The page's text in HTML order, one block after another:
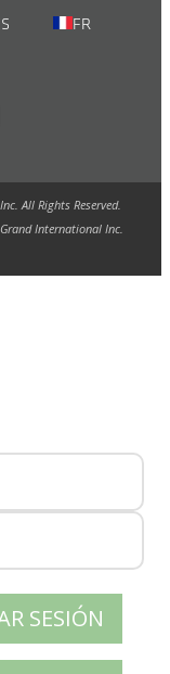
FR
All Rights Reserved.
Grand International Inc.